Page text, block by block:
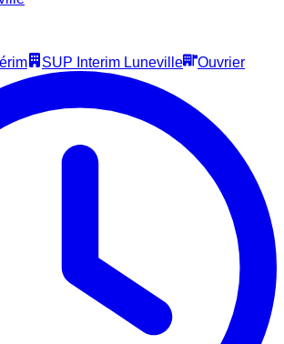
SUP Interim Luneville Ouvrier